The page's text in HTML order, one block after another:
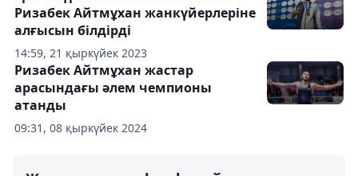
14:59, 21 қыркүйек 2023
Ризабек Айтмұхан жанкүйерлеріне
алғысын білдірді
09:31, 08 қыркүйек 2024
Ризабек Айтмұхан жастар
арасындағы әлем чемпионы
атанды